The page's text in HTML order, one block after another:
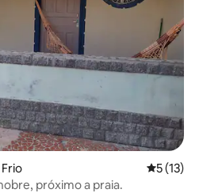
5 de uma
5 (13)
próximo a praia.